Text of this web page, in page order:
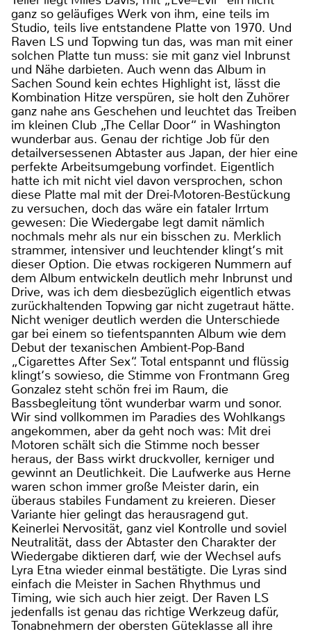
ganz so geläufiges Werk von ihm, eine teils im
Studio, teils live entstandene Platte von 1970. Und
Raven LS und Topwing tun das, was man mit einer
solchen Platte tun muss: sie mit ganz viel Inbrunst
und Nähe darbieten. Auch wenn das Album in
Sachen Sound kein echtes Highlight ist, lässt die
Kombination Hitze verspüren, sie holt den Zuhörer
ganz nahe ans Geschehen und leuchtet das Treiben
im kleinen Club „The Cellar Door“ in Washington
wunderbar aus. Genau der richtige Job für den
detailversessenen Abtaster aus Japan, der hier eine
perfekte Arbeitsumgebung vorfindet. Eigentlich
hatte ich mit nicht viel davon versprochen, schon
diese Platte mal mit der Drei-Motoren-Bestückung
zu versuchen, doch das wäre ein fataler Irrtum
gewesen: Die Wiedergabe legt damit nämlich
nochmals mehr als nur ein bisschen zu. Merklich
strammer, intensiver und leuchtender klingt‘s mit
dieser Option. Die etwas rockigeren Nummern auf
dem Album entwickeln deutlich mehr Inbrunst und
Drive, was ich dem diesbezüglich eigentlich etwas
zurückhaltenden Topwing gar nicht zugetraut hätte.
Nicht weniger deutlich werden die Unterschiede
gar bei einem so tiefentspannten Album wie dem
Debut der texanischen Ambient-Pop-Band
„Cigarettes After Sex“. Total entspannt und flüssig
klingt‘s sowieso, die Stimme von Frontmann Greg
Gonzalez steht schön frei im Raum, die
Bassbegleitung tönt wunderbar warm und sonor.
Wir sind vollkommen im Paradies des Wohlkangs
angekommen, aber da geht noch was: Mit drei
Motoren schält sich die Stimme noch besser
heraus, der Bass wirkt druckvoller, kerniger und
gewinnt an Deutlichkeit. Die Laufwerke aus Herne
waren schon immer große Meister darin, ein
überaus stabiles Fundament zu kreieren. Dieser
Variante hier gelingt das herausragend gut.
Keinerlei Nervosität, ganz viel Kontrolle und soviel
Neutralität, dass der Abtaster den Charakter der
Wiedergabe diktieren darf, wie der Wechsel aufs
Lyra Etna wieder einmal bestätigte. Die Lyras sind
einfach die Meister in Sachen Rhythmus und
Timing, wie sich auch hier zeigt. Der Raven LS
jedenfalls ist genau das richtige Werkzeug dafür,
Tonabnehmern der obersten Güteklasse all ihre